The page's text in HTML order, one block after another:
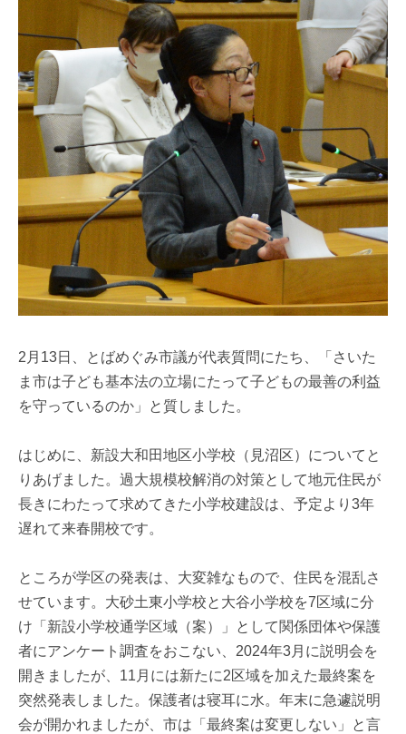
2月13日、とばめぐみ市議が代表質問にたち、「さいた
ま市は子ども基本法の立場にたって子どもの最善の利益
を守っているのか」と質しました。
はじめに、新設大和田地区小学校（見沼区）についてと
りあげました。過大規模校解消の対策として地元住民が
長きにわたって求めてきた小学校建設は、予定より3年
遅れて来春開校です。
ところが学区の発表は、大変雑なもので、住民を混乱さ
せています。大砂土東小学校と大谷小学校を7区域に分
け「新設小学校通学区域（案）」として関係団体や保護
者にアンケート調査をおこない、2024年3月に説明会を
開きましたが、11月には新たに2区域を加えた最終案を
突然発表しました。保護者は寝耳に水。年末に急遽説明
会が開かれましたが、市は「最終案は変更しない」と言